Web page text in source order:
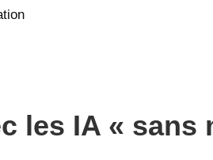
les IA « sans